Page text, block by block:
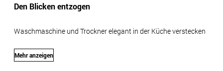
Den Blicken entzogen
Waschmaschine und Trockner elegant in der Küche verstecken
Mehr anzeigen